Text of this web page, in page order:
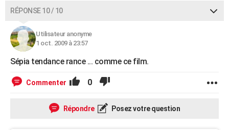
RÉPONSE 10 / 10
Utilisateur anonyme
1 oct. 2009 à 23:57
Sépia tendance rance ... comme ce film.
Commenter 0
Répondre Posez votre question